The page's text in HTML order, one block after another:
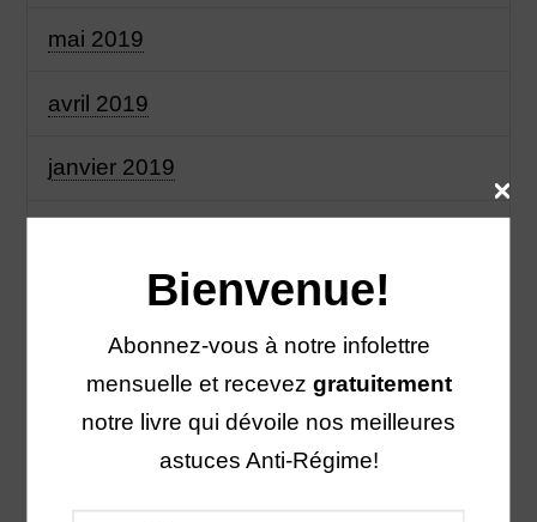
mai 2019
avril 2019
janvier 2019
octobre 2018
septembre 2018
août 2018
Bienvenue!
Abonnez-vous à notre infolettre
mensuelle et recevez gratuitement
notre livre qui dévoile nos meilleures
astuces Anti-Régime!